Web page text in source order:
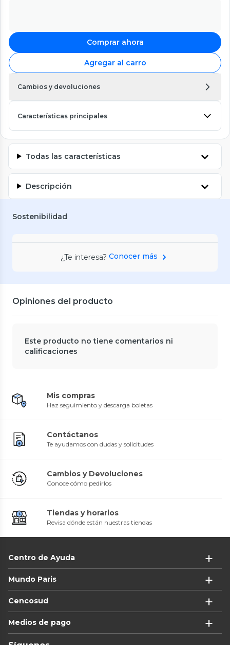
Comprar ahora
Agregar al carro
Cambios y devoluciones
Características principales
Todas las características
Descripción
Sostenibilidad
¿Te interesa? Conocer más
Opiniones del producto
Este producto no tiene comentarios ni
calificaciones
Mis compras
Haz seguimiento y descarga boletas
Contáctanos
Te ayudamos con dudas y solicitudes
Cambios y Devoluciones
Conoce cómo pedirlos
Tiendas y horarios
Revisa dónde están nuestras tiendas
Centro de Ayuda
Mundo Paris
Cencosud
Medios de pago